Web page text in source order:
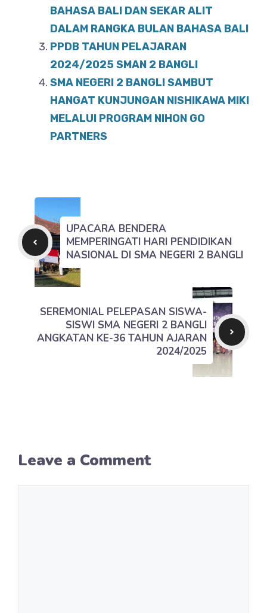
BAHASA BALI DAN SEKAR ALIT
DALAM RANGKA BULAN BAHASA BALI
PPDB TAHUN PELAJARAN
2024/2025 SMAN 2 BANGLI
SMA NEGERI 2 BANGLI SAMBUT
HANGAT KUNJUNGAN NISHIKAWA MIKI
MELALUI PROGRAM NIHON GO
PARTNERS
UPACARA BENDERA
MEMPERINGATI HARI PENDIDIKAN
NASIONAL DI SMA NEGERI 2 BANGLI
SEREMONIAL PELEPASAN SISWA-
SISWI SMA NEGERI 2 BANGLI
ANGKATAN KE-36 TAHUN AJARAN
2024/2025
Leave a Comment